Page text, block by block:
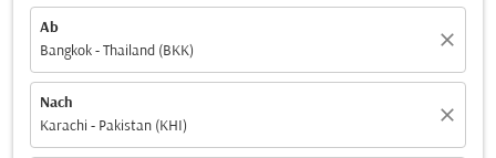
Ab
Bangkok - Thailand (BKK)
close
Nach
Karachi - Pakistan (KHI)
close